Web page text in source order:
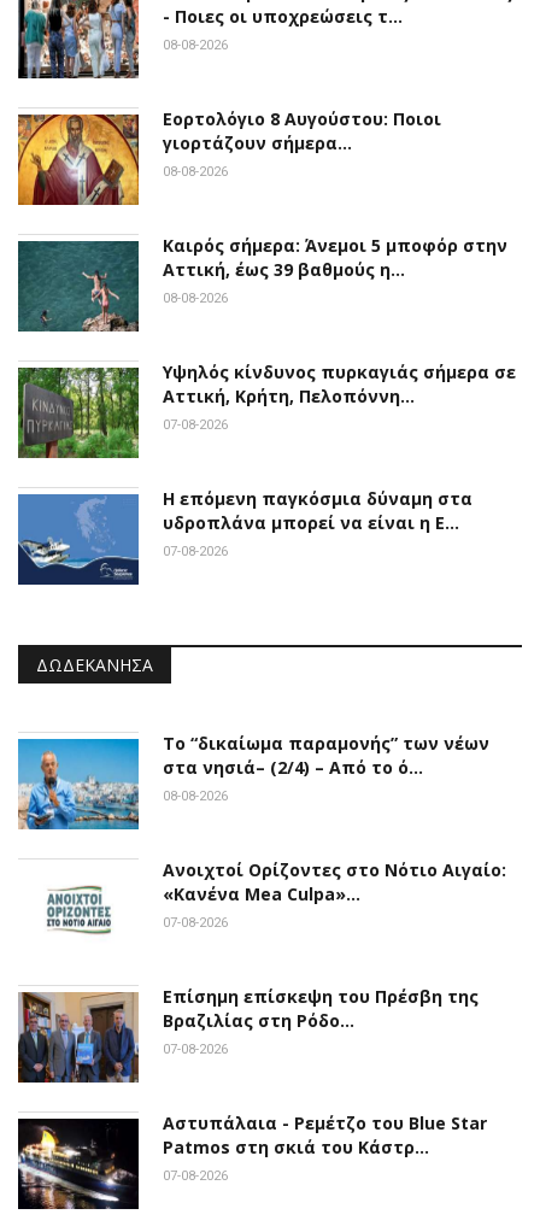
- Ποιες οι υποχρεώσεις τ…
08-08-2026
Εορτολόγιο 8 Αυγούστου: Ποιοι
γιορτάζουν σήμερα…
08-08-2026
Καιρός σήμερα: Άνεμοι 5 μποφόρ στην
Αττική, έως 39 βαθμούς η…
08-08-2026
Υψηλός κίνδυνος πυρκαγιάς σήμερα σε
Αττική, Κρήτη, Πελοπόννη…
07-08-2026
Η επόμενη παγκόσμια δύναμη στα
υδροπλάνα μπορεί να είναι η Ε…
07-08-2026
ΔΩΔΕΚΆΝΗΣΑ
Το “δικαίωμα παραμονής” των νέων
στα νησιά– (2/4) – Από το ό…
08-08-2026
Ανοιχτοί Ορίζοντες στο Νότιο Αιγαίο:
«Κανένα Mea Culpa»…
07-08-2026
Επίσημη επίσκεψη του Πρέσβη της
Βραζιλίας στη Ρόδο…
07-08-2026
Αστυπάλαια - Ρεμέτζο του Blue Star
Patmos στη σκιά του Κάστρ…
07-08-2026